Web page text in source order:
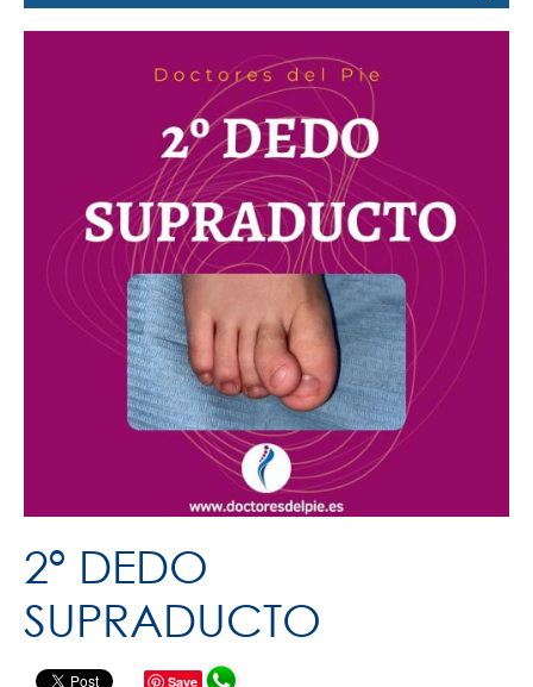
2º DEDO
SUPRADUCTO
Save